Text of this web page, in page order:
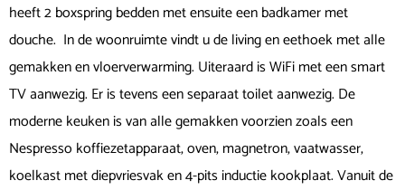
heeft 2 boxspring bedden met ensuite een badkamer met
douche. In de woonruimte vindt u de living en eethoek met alle
gemakken en vloerverwarming. Uiteraard is WiFi met een smart
TV aanwezig. Er is tevens een separaat toilet aanwezig. De
moderne keuken is van alle gemakken voorzien zoals een
Nespresso koffiezetapparaat, oven, magnetron, vaatwasser,
koelkast met diepvriesvak en 4-pits inductie kookplaat. Vanuit de